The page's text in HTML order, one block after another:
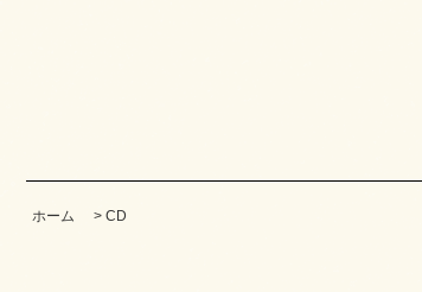
ホーム > CD